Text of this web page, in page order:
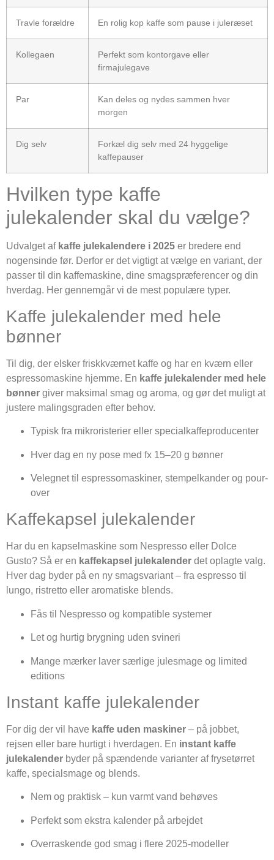
Travle forældre En rolig kop kaffe som pause i juleræset
Kollegaen
Perfekt som kontorgave eller
firmajulegave
Par
Kan deles og nydes sammen hver
morgen
Dig selv
Forkæl dig selv med 24 hyggelige
kaffepauser
Hvilken type kaffe
julekalender skal du vælge?
Udvalget af kaffe julekalendere i 2025 er bredere end
nogensinde før. Derfor er det vigtigt at vælge en variant, der
passer til din kaffemaskine, dine smagspræferencer og din
hverdag. Her gennemgår vi de mest populære typer.
Kaffe julekalender med hele
bønner
Til dig, der elsker friskkværnet kaffe og har en kværn eller
espressomaskine hjemme. En kaffe julekalender med hele
bønner giver maksimal smag og aroma, og gør det muligt at
justere malingsgraden efter behov.
Typisk fra mikroristerier eller specialkaffeproducenter
Hver dag en ny pose med fx 15–20 g bønner
Velegnet til espressomaskiner, stempelkander og pour-
over
Kaffekapsel julekalender
Har du en kapselmaskine som Nespresso eller Dolce
Gusto? Så er en kaffekapsel julekalender det oplagte valg.
Hver dag byder på en ny smagsvariant – fra espresso til
lungo, ristretto eller aromatiske blends.
Fås til Nespresso og kompatible systemer
Let og hurtig brygning uden svineri
Mange mærker laver særlige julesmage og limited
editions
Instant kaffe julekalender
For dig der vil have kaffe uden maskiner – på jobbet,
rejsen eller bare hurtigt i hverdagen. En instant kaffe
julekalender byder på spændende varianter af frysetørret
kaffe, specialsmage og blends.
Nem og praktisk – kun varmt vand behøves
Perfekt som ekstra kalender på arbejdet
Overraskende god smag i flere 2025-modeller